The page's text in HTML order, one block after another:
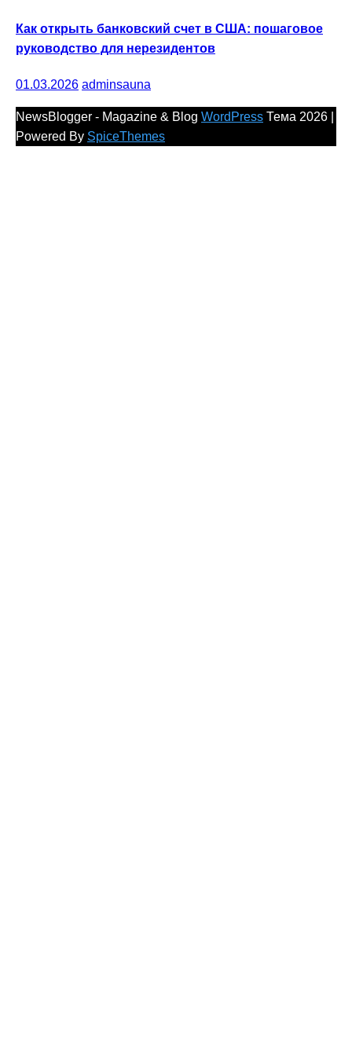
Как открыть банковский счет в США: пошаговое
руководство для нерезидентов
01.03.2026 adminsauna
NewsBlogger - Magazine & Blog WordPress Тема 2026 |
Powered By SpiceThemes